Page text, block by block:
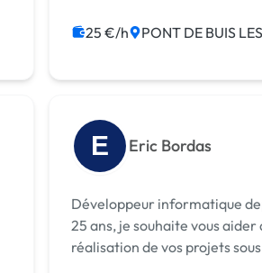
25 €/h PONT DE BUIS
E Eric Bordas
Développeur informatique
25 ans, je souhaite vous aider
réalisation de vos projets